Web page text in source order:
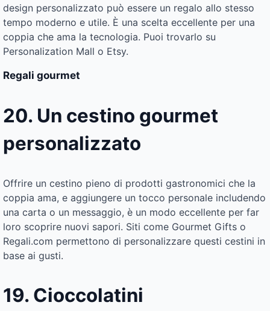
design personalizzato può essere un regalo allo stesso
tempo moderno e utile. È una scelta eccellente per una
coppia che ama la tecnologia. Puoi trovarlo su
Personalization Mall o Etsy.
Regali gourmet
20. Un cestino gourmet
personalizzato
Offrire un cestino pieno di prodotti gastronomici che la
coppia ama, e aggiungere un tocco personale includendo
una carta o un messaggio, è un modo eccellente per far
loro scoprire nuovi sapori. Siti come Gourmet Gifts o
Regali.com permettono di personalizzare questi cestini in
base ai gusti.
19. Cioccolatini